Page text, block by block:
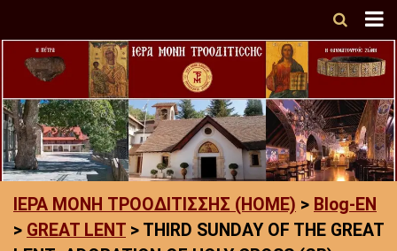
ΙΕΡΑ ΜΟΝΗ ΤΡΟΟΔΙΤΙΣΣΗΣ (HOME) > Blog-EN
> GREAT LENT > THIRD SUNDAY OF THE GREAT